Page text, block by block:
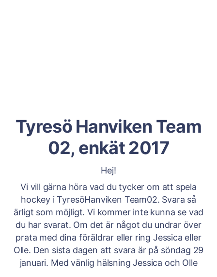
Tyresö Hanviken Team
02, enkät 2017
Hej!
Vi vill gärna höra vad du tycker om att spela
hockey i TyresöHanviken Team02. Svara så
ärligt som möjligt. Vi kommer inte kunna se vad
du har svarat. Om det är något du undrar över
prata med dina föräldrar eller ring Jessica eller
Olle. Den sista dagen att svara är på söndag 29
januari. Med vänlig hälsning Jessica och Olle